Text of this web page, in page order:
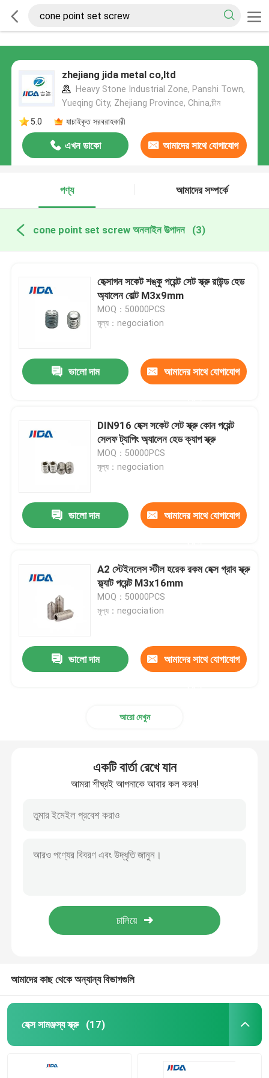
zhejiang jida metal co,ltd
Heavy Stone Industrial Zone, Panshi Town,
Yueqing City, Zhejiang Province, China,চীন
5.0
যাচাইকৃত সরবরাহকারী
এখন ডাকো আমাদের সাথে যোগাযোগ
পণ্য
আমাদের সম্পর্কে
cone point set screw অনলাইন উত্পাদন (3)
হেক্সাগন সকেট শঙ্কু পয়েন্ট সেট স্ক্রু রাউন্ড হেড
অ্যালেন বোল্ট M3x9mm
MOQ：50000PCS
মূল্য：negociation
ভালো দাম আমাদের সাথে যোগাযোগ
DIN916 হেক্স সকেট সেট স্ক্রু কোন পয়েন্ট
সেলফ ট্যাপিং অ্যালেন হেড ক্যাপ স্ক্রু
MOQ：50000PCS
মূল্য：negociation
ভালো দাম আমাদের সাথে যোগাযোগ
A2 স্টেইনলেস স্টীল হরেক রকম হেক্স গ্রাব স্ক্রু
ফ্ল্যাট পয়েন্ট M3x16mm
MOQ：50000PCS
মূল্য：negociation
ভালো দাম আমাদের সাথে যোগাযোগ
আরো দেখুন
একটি বার্তা রেখে যান
আমরা শীঘ্রই আপনাকে আবার কল করব!
আমাদের কাছ থেকে অন্যান্য বিভাগগুলি
হেক্স সামঞ্জস্য স্ক্রু (17)